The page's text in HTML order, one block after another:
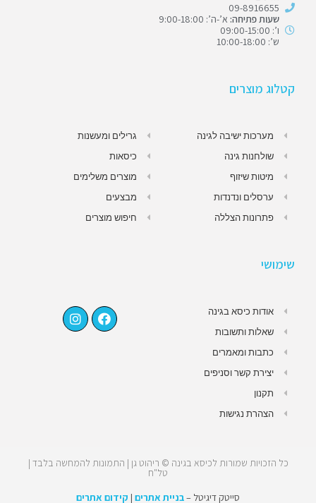
09-8916655
שעות פתיחה: א’-ה’: 9:00-18:00
ו’: 09:00-15:00
ש’: 10:00-18:00
קטלוג מוצרים
מערכות ישיבה לגינה
שולחנות גינה
מיטות שיזוף
ערסלים ונדנדות
פתרונות הצללה
גרילים ומעשנות
כיסאות
מוצרים משלימים
מבצעים
חיפוש מוצרים
שימושי
אודות כיסא בגינה
שאלות ותשובות
כתבות ומאמרים
יצירת קשר וסניפים
תקנון
הצהרת נגישות
כל הזכויות שמורות לכיסא בגינה © ריהוט גן | התמונות להמחשה בלבד |
טל"ח
סייטק דיגיטל –בניית אתרים | קידום אתרים